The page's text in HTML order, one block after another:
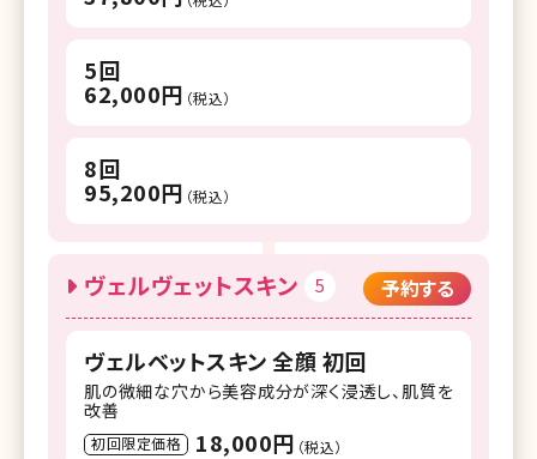
5回
62,000円 （税込）
8回
95,200円 （税込）
ヴェルヴェットスキン 5 予約する
ヴェルベットスキン 全顔 初回
肌の微細な穴から美容成分が深く浸透し、肌質を
改善
初回限定価格 18,000円 （税込）